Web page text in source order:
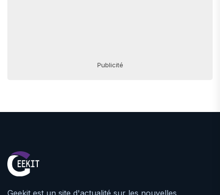
Publicité
Geekit est un site d'actualité sur les nouvelles